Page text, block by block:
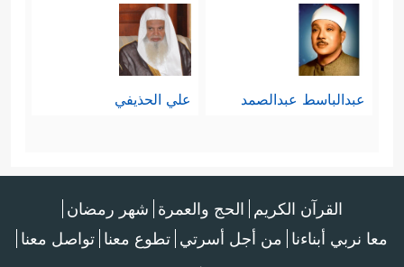
كان إلى ذلك سبيل، وهو مظنَّة الإثم
والحرج لما يترتّب عليه من ضرر بحقِّ
الزوجة وأولادها، بل وبحقِّ الزوج أيضًا
أَوۡ تَفۡرِضُواْ لَهُنَّ فَرِیضَةࣰۚ﴾إشارة إلى مظنة
الجناح، وهو هنا الإثم في حالة تأكيد
عبدالباسط عبدالصمد علي الحذيفي
القرآن الكريم الحج والعمرة شهر رمضان
معا نربي أبناءنا من أجل أسرتي تطوع معنا تواصل معنا